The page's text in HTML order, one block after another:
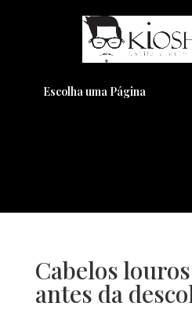
Escolha uma Página
Cabelos
antes da
Pensando em